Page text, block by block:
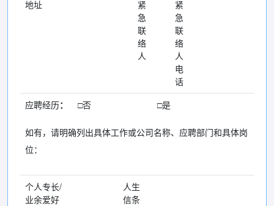
地址
紧
急
联
络
人
紧
急
联
络
人
电
话
应聘经历： □否 □是
如有，请明确列出具体工作或公司名称、应聘部门和具体岗
位：
个人专长/
业余爱好
人生
信条